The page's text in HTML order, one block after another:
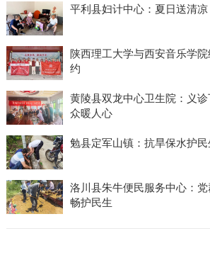
平利县妇计中心：夏日送清
陕西理工大学与西安音乐学
约
黄陵县双龙中心卫生院：义
众暖人心
勉县定军山镇：抗旱保水护
洛川县朱牛便民服务中心：
畅护民生